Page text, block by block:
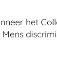
het